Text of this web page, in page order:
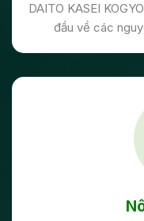
DAITO KASEI
đầu về các